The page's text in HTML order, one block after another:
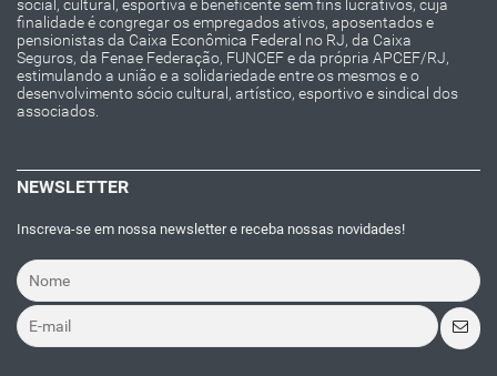
social, cultural, esportiva e beneficente sem fins lucrativos, cuja
finalidade é congregar os empregados ativos, aposentados e
pensionistas da Caixa Econômica Federal no RJ, da Caixa
Seguros, da Fenae Federação, FUNCEF e da própria APCEF/RJ,
estimulando a união e a solidariedade entre os mesmos e o
desenvolvimento sócio cultural, artístico, esportivo e sindical dos
associados.
NEWSLETTER
Inscreva-se em nossa newsletter e receba nossas novidades!